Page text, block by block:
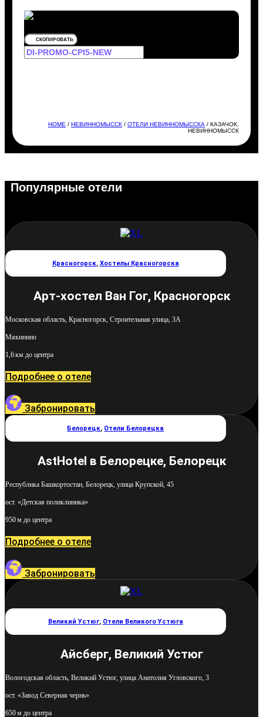
СКОПИРОВАТЬ
HOME /НЕВИННОМЫССК /ОТЕЛИ НЕВИННОМЫССКА / КАЗАЧОК,
НЕВИННОМЫССК
Популярные отели
Красногорск, Хостелы Красногорска
Арт-хостел Ван Гог, Красногорск
Московская область, Красногорск, Строительная улица, 3А
Мякинино
1,6 км до центра
Подробнее о отеле
Забронировать
Белорецк, Отели Белорецка
AstHotel в Белорецке, Белорецк
Республика Башкортостан, Белорецк, улица Крупской, 45
ост. «Детская поликлиника»
950 м до центра
Подробнее о отеле
Забронировать
Великий Устюг, Отели Великого Устюга
Айсберг, Великий Устюг
Вологодская область, Великий Устюг, улица Анатолия Угловского, 3
ост. «Завод Северная чернь»
650 м до центра